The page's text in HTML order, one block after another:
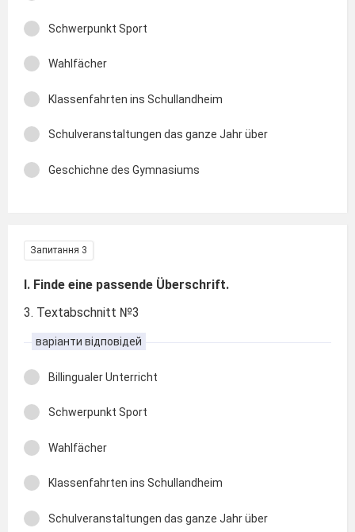
Schwerpunkt Sport
Wahlfächer
Klassenfahrten ins Schullandheim
Schulveranstaltungen das ganze Jahr über
Geschichne des Gymnasiums
Запитання 3
I. Finde eine passende Überschrift.
3. Textabschnitt №3
варіанти відповідей
Billingualer Unterricht
Schwerpunkt Sport
Wahlfächer
Klassenfahrten ins Schullandheim
Schulveranstaltungen das ganze Jahr über